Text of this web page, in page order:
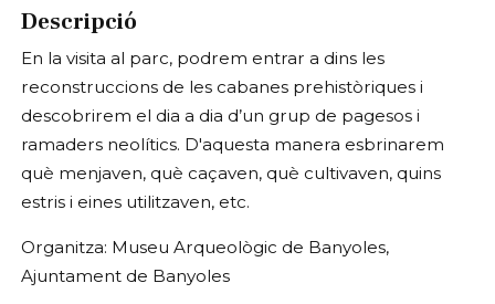
Descripció
En la visita al parc, podrem entrar a dins les
reconstruccions de les cabanes prehistòriques i
descobrirem el dia a dia d’un grup de pagesos i
ramaders neolítics. D'aquesta manera esbrinarem
què menjaven, què caçaven, què cultivaven, quins
estris i eines utilitzaven, etc.
Organitza: Museu Arqueològic de Banyoles,
Ajuntament de Banyoles